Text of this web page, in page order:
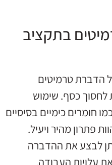
בתקציב
הדברת טרמיטים
לחסוך כסף. שימוש
חומרים כימיים בסיסיים
פתרון מהיר ויעיל.
לבצע את ההדברה
עלויות העבודה.